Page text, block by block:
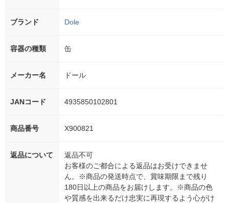
ブランド Dole
容器の種類 缶
メーカー名 ドール
JANコード 4935850102801
商品番号 X900821
返品について
返品不可
お客様のご都合による返品はお受けできませ
ん。※商品の発送時点で、賞味期限まで残り
180日以上の商品をお届けします。※商品の色
や質感を出来るだけ忠実に再現するよう心がけ